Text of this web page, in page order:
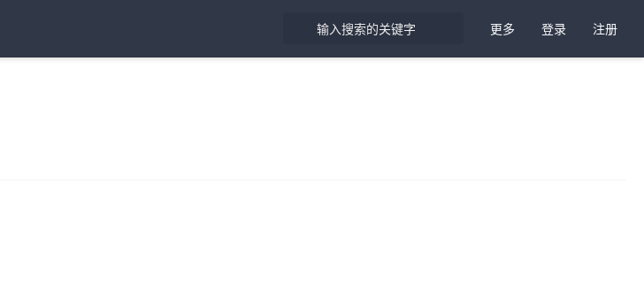
更多 登录 注册